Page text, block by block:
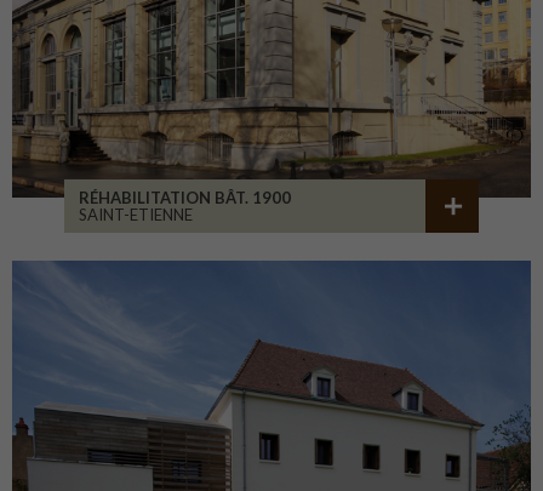
RÉHABILITATION BÂT. 1900
SAINT-ETIENNE